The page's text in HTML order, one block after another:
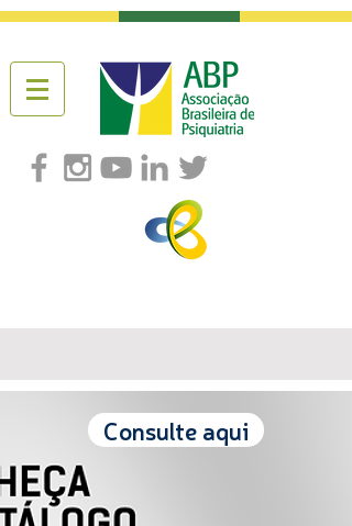
Consulte aqui